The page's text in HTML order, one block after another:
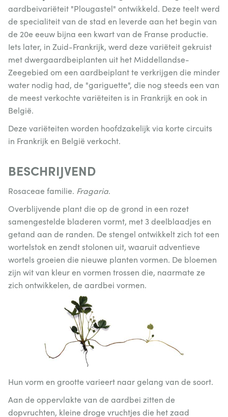
aardbeivariëteit "Plougastel" ontwikkeld. Deze teelt werd
de specialiteit van de stad en leverde aan het begin van
de 20e eeuw bijna een kwart van de Franse productie.
Iets later, in Zuid-Frankrijk, werd deze variëteit gekruist
met dwergaardbeiplanten uit het Middellandse-
Zeegebied om een aardbeiplant te verkrijgen die minder
water nodig had, de "gariguette", die nog steeds een van
de meest verkochte variëteiten is in Frankrijk en ook in
België.
Deze variëteiten worden hoofdzakelijk via korte circuits
in Frankrijk en België verkocht.
BESCHRIJVEND
Rosaceae familie. Fragaria.
Overblijvende plant die op de grond in een rozet
samengestelde bladeren vormt, met 3 deelblaadjes en
getand aan de randen. De stengel ontwikkelt zich tot een
wortelstok en zendt stolonen uit, waaruit adventieve
wortels groeien die nieuwe planten vormen. De bloemen
zijn wit van kleur en vormen trossen die, naarmate ze
zich ontwikkelen, de aardbei vormen.
Hun vorm en grootte varieert naar gelang van de soort.
Aan de oppervlakte van de aardbei zitten de
dopvruchten, kleine droge vruchtjes die het zaad